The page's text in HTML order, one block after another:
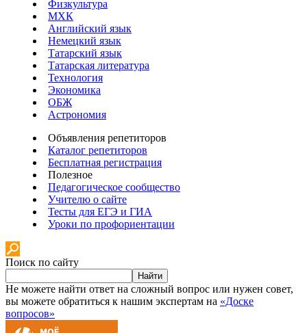
Физкультура
МХК
Английский язык
Немецкий язык
Татарский язык
Татарская литература
Технология
Экономика
ОБЖ
Астрономия
Объявления репетиторов
Каталог репетиторов
Бесплатная регистрация
Полезное
Педагогическое сообщество
Учителю о сайте
Тесты для ЕГЭ и ГИА
Уроки по профориентации
Поиск по сайту
Найти
Не можете найти ответ на сложный вопрос или нужен совет,
вы можете обратиться к нашим экспертам на «Доске
вопросов»